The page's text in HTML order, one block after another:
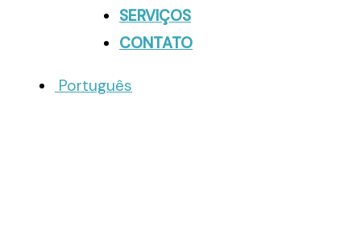
SERVIÇOS
CONTATO
Português